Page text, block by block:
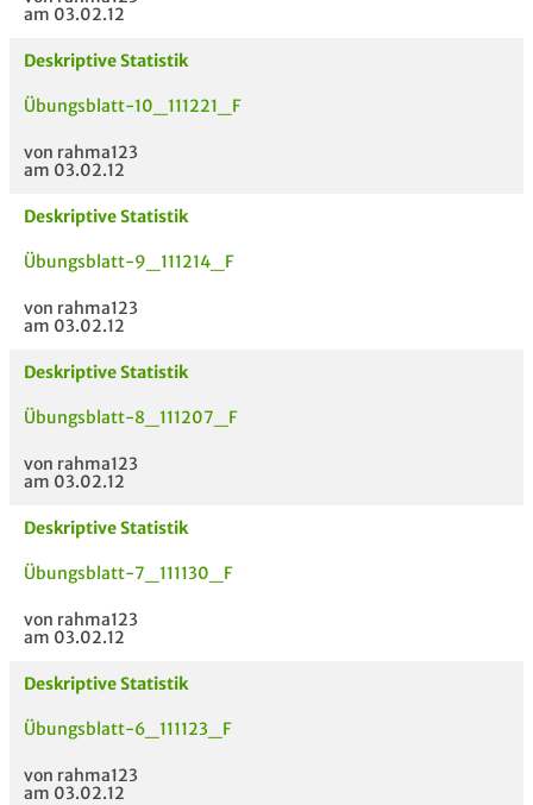
am 03.02.12
Deskriptive Statistik
Übungsblatt-10_111221_F
von rahma123
am 03.02.12
Deskriptive Statistik
Übungsblatt-9_111214_F
von rahma123
am 03.02.12
Deskriptive Statistik
Übungsblatt-8_111207_F
von rahma123
am 03.02.12
Deskriptive Statistik
Übungsblatt-7_111130_F
von rahma123
am 03.02.12
Deskriptive Statistik
Übungsblatt-6_111123_F
von rahma123
am 03.02.12